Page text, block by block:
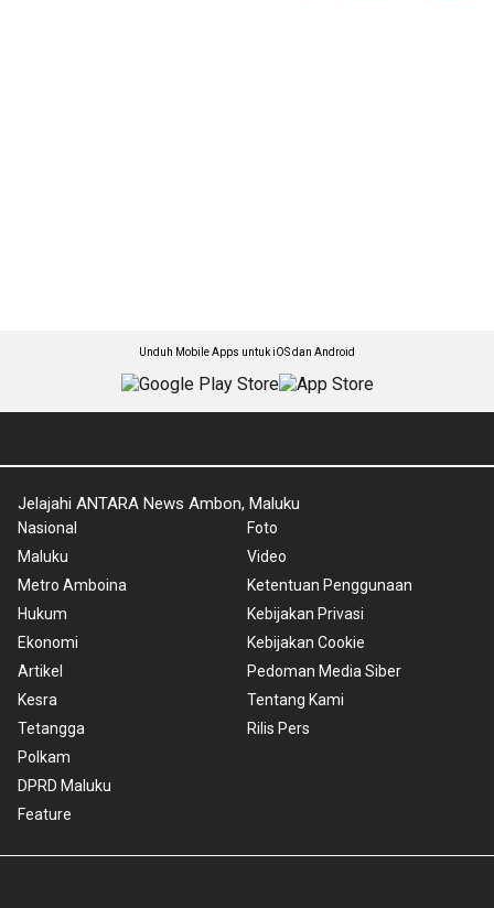
Unduh Mobile Apps untuk iOS dan Android
Jelajahi ANTARA News Ambon, Maluku
Nasional
Maluku
Metro Amboina
Hukum
Ekonomi
Artikel
Kesra
Tetangga
Polkam
DPRD Maluku
Feature
Foto
Video
Ketentuan Penggunaan
Kebijakan Privasi
Kebijakan Cookie
Pedoman Media Siber
Tentang Kami
Rilis Pers